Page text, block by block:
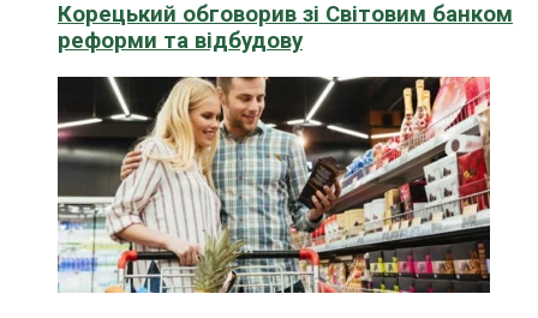
Корецький обговорив зі Світовим банком
реформи та відбудову